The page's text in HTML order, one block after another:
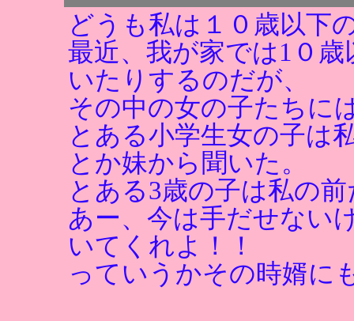
どうも私は１０歳以下
最近、我が家では1０
いたりするのだが、
その中の女の子たちに
とある小学生女の子は
とか妹から聞いた。
とある3歳の子は私の
あー、今は手だせない
いてくれよ！！
っていうかその時婿に